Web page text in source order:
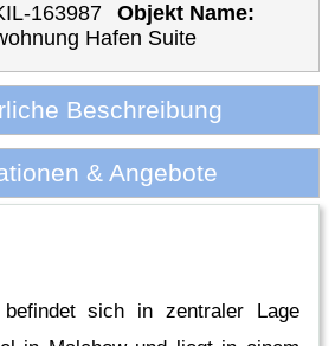
163987
Objekt Name:
Hafen Suite
Beschreibung
& Angebote
sich in zentraler Lage